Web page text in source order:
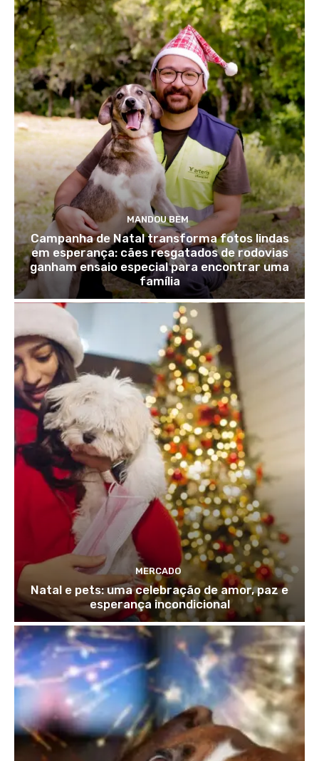
MANDOU BEM
Campanha de Natal transforma fotos lindas
em esperança: cães resgatados de rodovias
ganham ensaio especial para encontrar uma
família
MERCADO
Natal e pets: uma celebração de amor, paz e
esperança incondicional